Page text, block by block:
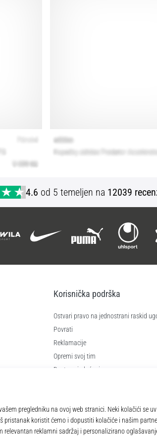
4.6 od 5 temeljen na 12039
Korisnička podrška
Ostvari pravo na jednostrani raskid
Povrati
Reklamacije
Opremi svoj tim
Dostava i plaćanje
Najčešća pitanja
Pravila o zaštiti osobnih podataka